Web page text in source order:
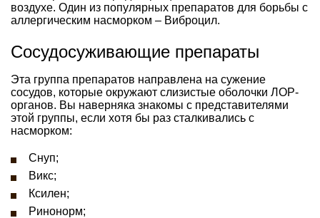
воздухе. Один из популярных препаратов для борьбы с
аллергическим насморком – Виброцил.
Сосудосуживающие препараты
Эта группа препаратов направлена на сужение
сосудов, которые окружают слизистые оболочки ЛОР-
органов. Вы наверняка знакомы с представителями
этой группы, если хотя бы раз сталкивались с
насморком:
Снуп;
Викс;
Ксилен;
Ринонорм;